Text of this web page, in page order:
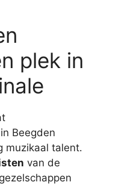
plek in
Beegden
muzikaal talent.
van de